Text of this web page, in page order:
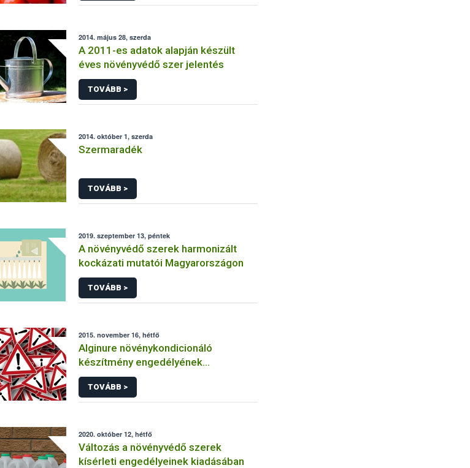
2014. május 28, szerda
A 2011-es adatok alapján készült
éves növényvédő szer jelentés
TOVÁBB >
2014. október 1, szerda
Szermaradék
TOVÁBB >
2019. szeptember 13, péntek
A növényvédő szerek harmonizált
kockázati mutatói Magyarországon
TOVÁBB >
2015. november 16, hétfő
Alginure növénykondicionáló
készítmény engedélyének
felfüggesztése
TOVÁBB >
2020. október 12, hétfő
Változás a növényvédő szerek
kísérleti engedélyeinek kiadásában